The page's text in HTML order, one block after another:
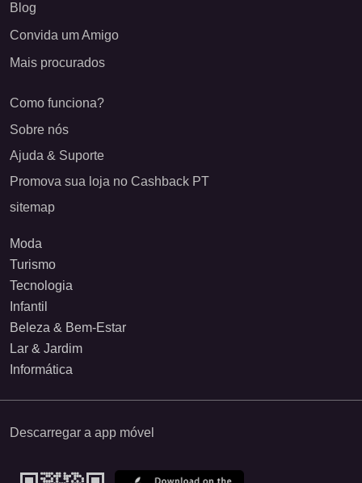
Blog
Convida um Amigo
Mais procurados
Como funciona?
Sobre nós
Ajuda & Suporte
Promova sua loja no Cashback PT
sitemap
Moda
Turismo
Tecnologia
Infantil
Beleza & Bem-Estar
Lar & Jardim
Informática
Descarregar a app móvel